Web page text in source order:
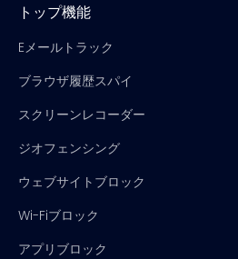
トップ機能
Eメールトラック
ブラウザ履歴スパイ
スクリーンレコーダー
ジオフェンシング
ウェブサイトブロック
Wi-Fiブロック
アプリブロック